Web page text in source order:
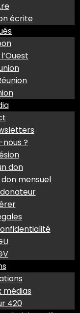
écrite
?
don
mensuel
donateur
médias
420